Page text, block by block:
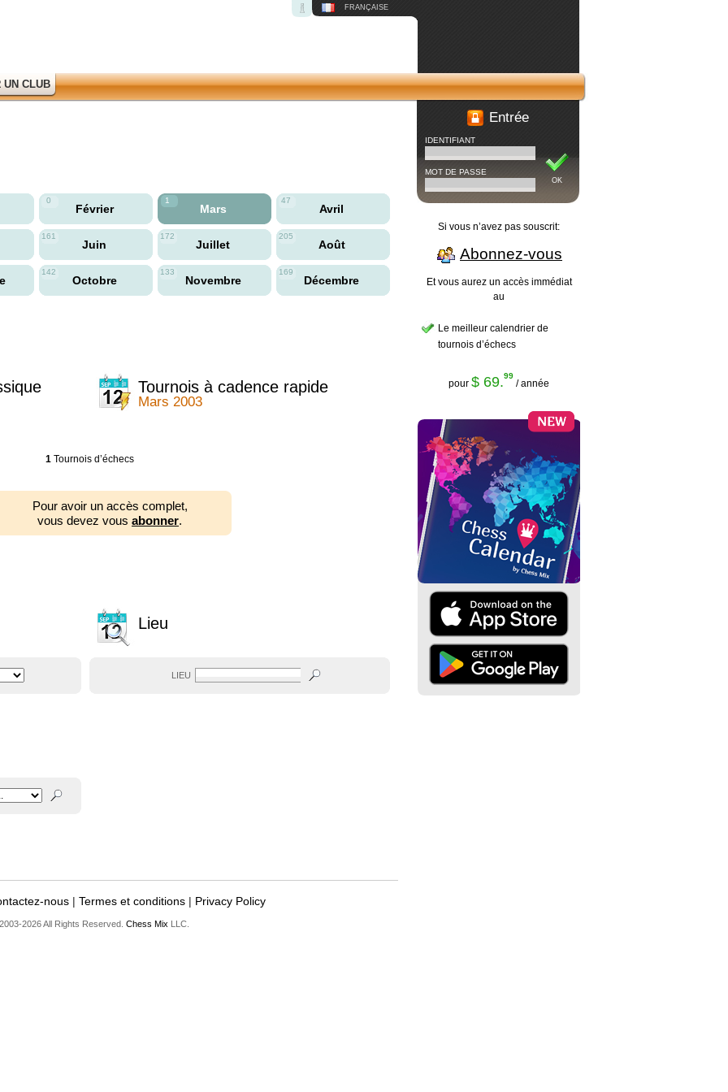
FRANÇAISE
UN CLUB
0
Février
1
Mars
47
Avril
161
Juin
172
Juillet
205
Août
142
Octobre
133
Novembre
169
Décembre
Tournois à cadence rapide
Mars 2003
1Tournois d’échecs
Pour avoir un accès complet,
vous devez vous abonner.
Lieu
LIEU
nous| Termes et conditions| Privacy Policy
2026 All Rights Reserved. Chess Mix LLC.
Entrée
OK
IDENTIFIANT
MOT DE PASSE
Si vous n’avez pas souscrit:
Abonnez-vous
Et vous aurez un accès immédiat
au
Le meilleur calendrier de
tournois d’échecs
pour $ 69.99
/ année